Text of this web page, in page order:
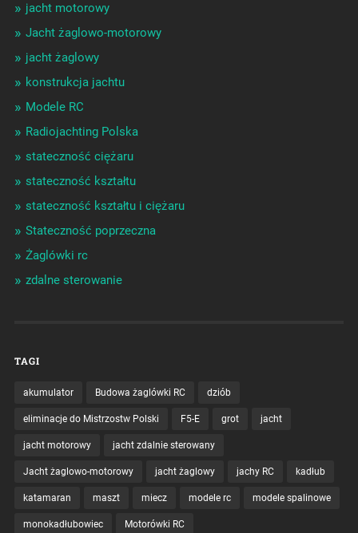
jacht motorowy
Jacht żaglowo-motorowy
jacht żaglowy
konstrukcja jachtu
Modele RC
Radiojachting Polska
stateczność ciężaru
stateczność kształtu
stateczność kształtu i ciężaru
Stateczność poprzeczna
Żaglówki rc
zdalne sterowanie
TAGI
akumulator Budowa żaglówki RC dziób
eliminacje do Mistrzostw Polski F5-E grot jacht
jacht motorowy jacht zdalnie sterowany
Jacht żaglowo-motorowy jacht żaglowy jachy RC kadłub
katamaran maszt miecz modele rc modele spalinowe
monokadłubowiec Motorówki RC